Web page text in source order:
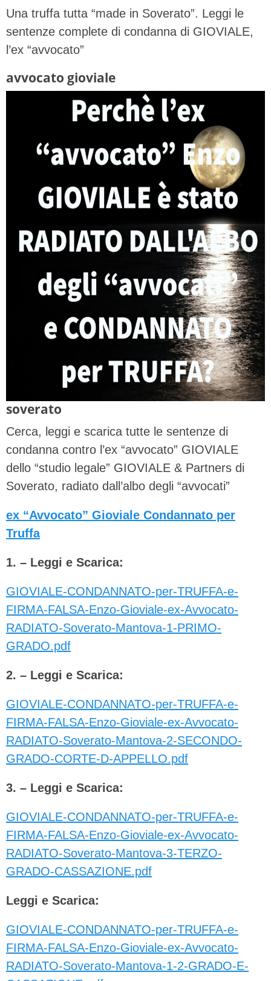
Una truffa tutta “made in Soverato”. Leggi le
sentenze complete di condanna di GIOVIALE,
l’ex “avvocato”
avvocato gioviale
soverato
Cerca, leggi e scarica tutte le sentenze di
condanna contro l’ex “avvocato” GIOVIALE
dello “studio legale” GIOVIALE & Partners di
Soverato, radiato dall’albo degli “avvocati”
ex “Avvocato” Gioviale Condannato per
Truffa
1. – Leggi e Scarica:
GIOVIALE-CONDANNATO-per-TRUFFA-e-
FIRMA-FALSA-Enzo-Gioviale-ex-Avvocato-
RADIATO-Soverato-Mantova-1-PRIMO-
GRADO.pdf
2. – Leggi e Scarica:
GIOVIALE-CONDANNATO-per-TRUFFA-e-
FIRMA-FALSA-Enzo-Gioviale-ex-Avvocato-
RADIATO-Soverato-Mantova-2-SECONDO-
GRADO-CORTE-D-APPELLO.pdf
3. – Leggi e Scarica:
GIOVIALE-CONDANNATO-per-TRUFFA-e-
FIRMA-FALSA-Enzo-Gioviale-ex-Avvocato-
RADIATO-Soverato-Mantova-3-TERZO-
GRADO-CASSAZIONE.pdf
Leggi e Scarica:
GIOVIALE-CONDANNATO-per-TRUFFA-e-
FIRMA-FALSA-Enzo-Gioviale-ex-Avvocato-
RADIATO-Soverato-Mantova-1-2-GRADO-E-